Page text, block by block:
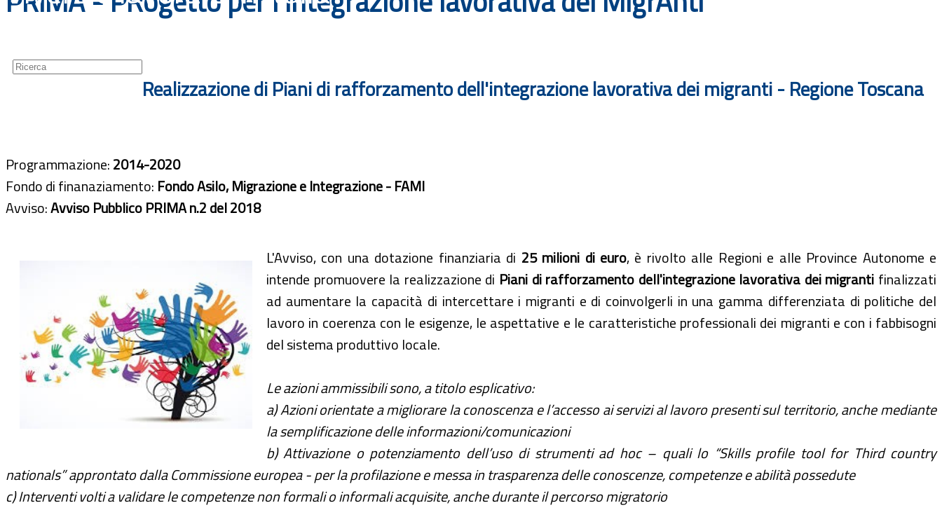
Realizzazione di Piani di rafforzamento dell'integrazione lavorativa dei migranti - Regione Toscana
Programmazione:2014-2020
Fondo di finanaziamento: Fondo Asilo, Migrazione e Integrazione - FAMI
Avviso:Avviso Pubblico PRIMA n.2 del 2018
L'Avviso, con una dotazione finanziaria di 25 milioni di euro, è rivolto alle Regioni e alle Province Autonome e
intende promuovere la realizzazione di Piani di rafforzamento dell'integrazione lavorativa dei migranti finalizzati
ad aumentare la capacità di intercettare i migranti e di coinvolgerli in una gamma differenziata di politiche del
lavoro in coerenza con le esigenze, le aspettative e le caratteristiche professionali dei migranti e con i fabbisogni
del sistema produttivo locale.
Le azioni ammissibili sono, a titolo esplicativo:
a) Azioni orientate a migliorare la conoscenza e l’accesso ai servizi al lavoro presenti sul territorio, anche mediante
la semplificazione delle informazioni/comunicazioni
b) Attivazione o potenziamento dell’uso di strumenti ad hoc – quali lo “Skills profile tool for Third country
nationals” approntato dalla Commissione europea - per la profilazione e messa in trasparenza delle conoscenze, competenze e abilità possedute
c) Interventi volti a validare le competenze non formali o informali acquisite, anche durante il percorso migratorio